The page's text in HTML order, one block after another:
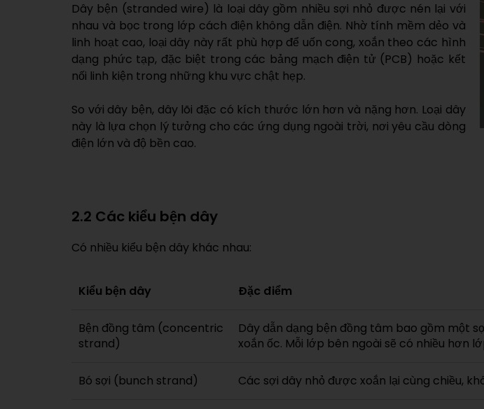
Dây bện (stranded wire) là loại dây gồm nhiều sợi nhỏ được nén lại với
nhau và bọc trong lớp cách điện không dẫn điện. Nhờ tính mềm dẻo và
linh hoạt cao, loại dây này rất phù hợp để uốn cong, xoắn theo các hình
dạng phức tạp, đặc biệt trong các bảng mạch điện tử (PCB) hoặc kết
nối linh kiện trong những khu vực chật hẹp.
So với dây bện, dây lõi đặc có kích thước lớn hơn và nặng hơn. Loại dây
này là lựa chọn lý tưởng cho các ứng dụng ngoài trời, nơi yêu cầu dòng
điện lớn và độ bền cao.
2.2 Các kiểu bện dây
Có nhiều kiểu bện dây khác nhau:
Kiểu bện dây Đặc điểm
Bện đồng tâm (concentric
strand)
Dây dẫn dạng bện đồng tâm bao gồm một
xoắn ốc. Mỗi lớp bên ngoài sẽ có nhiều hơn
Bó sợi (bunch strand) Các sợi dây nhỏ được xoắn lại cùng chiều,